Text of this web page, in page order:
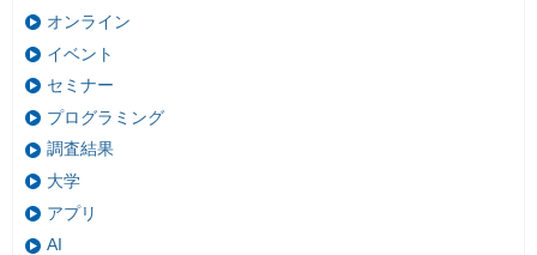
オンライン
イベント
セミナー
プログラミング
調査結果
大学
アプリ
AI